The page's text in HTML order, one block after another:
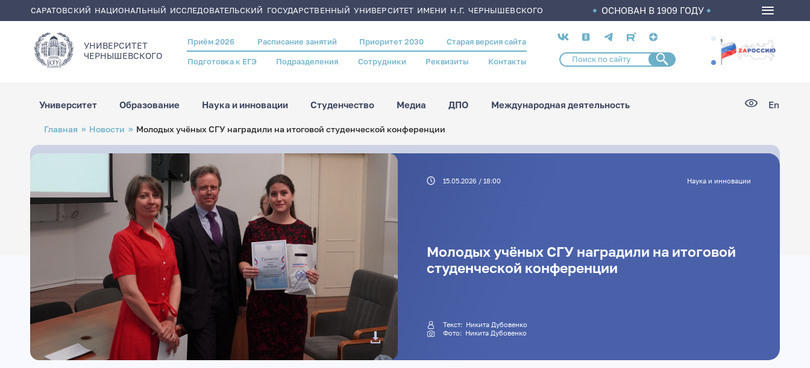
содержанию
САРАТОВСКИЙ НАЦИОНАЛЬНЫЙ ИССЛЕДОВАТЕЛЬСКИЙ ГОСУДАРСТВЕННЫЙ УНИВЕРСИТЕТ ИМЕНИ Н.Г. ЧЕРНЫШЕВСКОГО ОСНОВАН В 1909 ГОДУ
УНИВЕРСИТЕТ
ЧЕРНЫШЕВСКОГO
Header
menu
Приём 2026 Расписание занятий Приоритет 2030 Старая версия сайта
Подготовка к ЕГЭ Подразделения Сотрудники Реквизиты Контакты
Социальные
сети
Университет Образование Наука и инновации Студенчество Медиа ДПО Международная деятельность En
Строка
навигации
Главная Новости Молодых учёных СГУ наградили на итоговой студенческой конференции
15.05.2026 / 18:00 Наука и инновации
Молодых учёных СГУ наградили на итоговой
студенческой конференции
Текст: Никита Дубовенко
Фото: Никита Дубовенко